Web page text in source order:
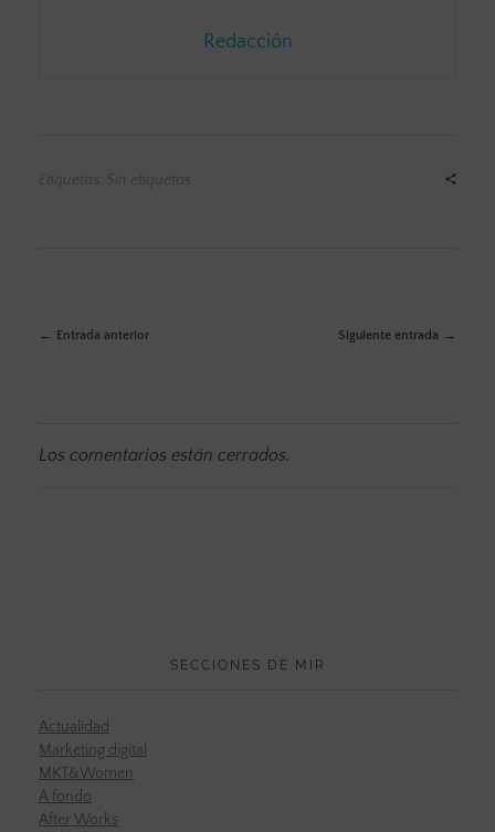
Redacción
Etiquetas: Sin etiquetas
Entrada anterior Siguiente entrada
Los comentarios están cerrados.
SECCIONES DE MIR
Actualidad
Marketing digital
MKT&Women
A fondo
After Works